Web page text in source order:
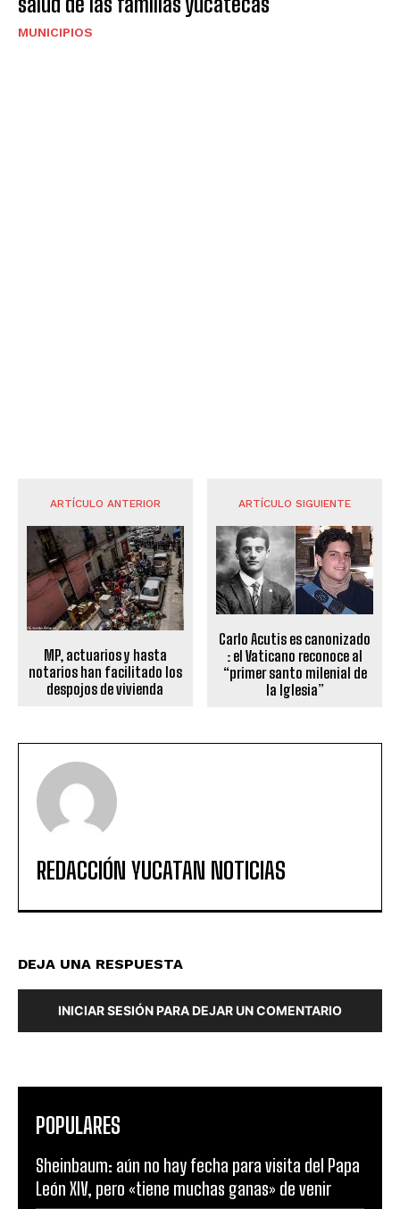
MUNICIPIOS
ARTÍCULO ANTERIOR
MP, actuarios y hasta
notarios han facilitado los
despojos de vivienda
ARTÍCULO SIGUIENTE
Carlo Acutis es canonizado
: el Vaticano reconoce al
“primer santo milenial de
la Iglesia”
REDACCIÓN YUCATAN NOTICIAS
DEJA UNA RESPUESTA
INICIAR SESIÓN PARA DEJAR UN COMENTARIO
POPULARES
Sheinbaum: aún no hay fecha para visita del Papa
León XIV, pero «tiene muchas ganas» de venir